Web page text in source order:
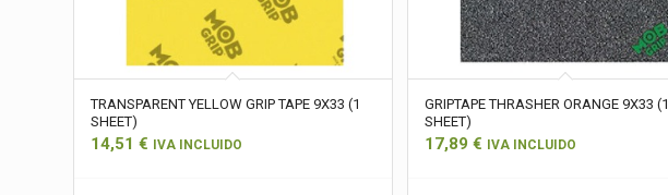
TRANSPARENT YELLOW GRIP TAPE 9X33 (1
SHEET)
14,51 € IVA INCLUIDO
GRIPTAPE THRASHER ORANGE 9X33 (1
SHEET)
17,89 € IVA INCLUIDO